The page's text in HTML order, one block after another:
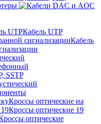
Кабель UTP
Кабель
SSTP
Кроссы оптические на
Кроссы оптические 19
оптические